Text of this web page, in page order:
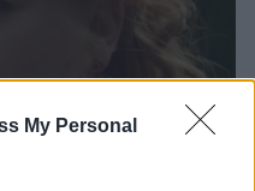
My Personal